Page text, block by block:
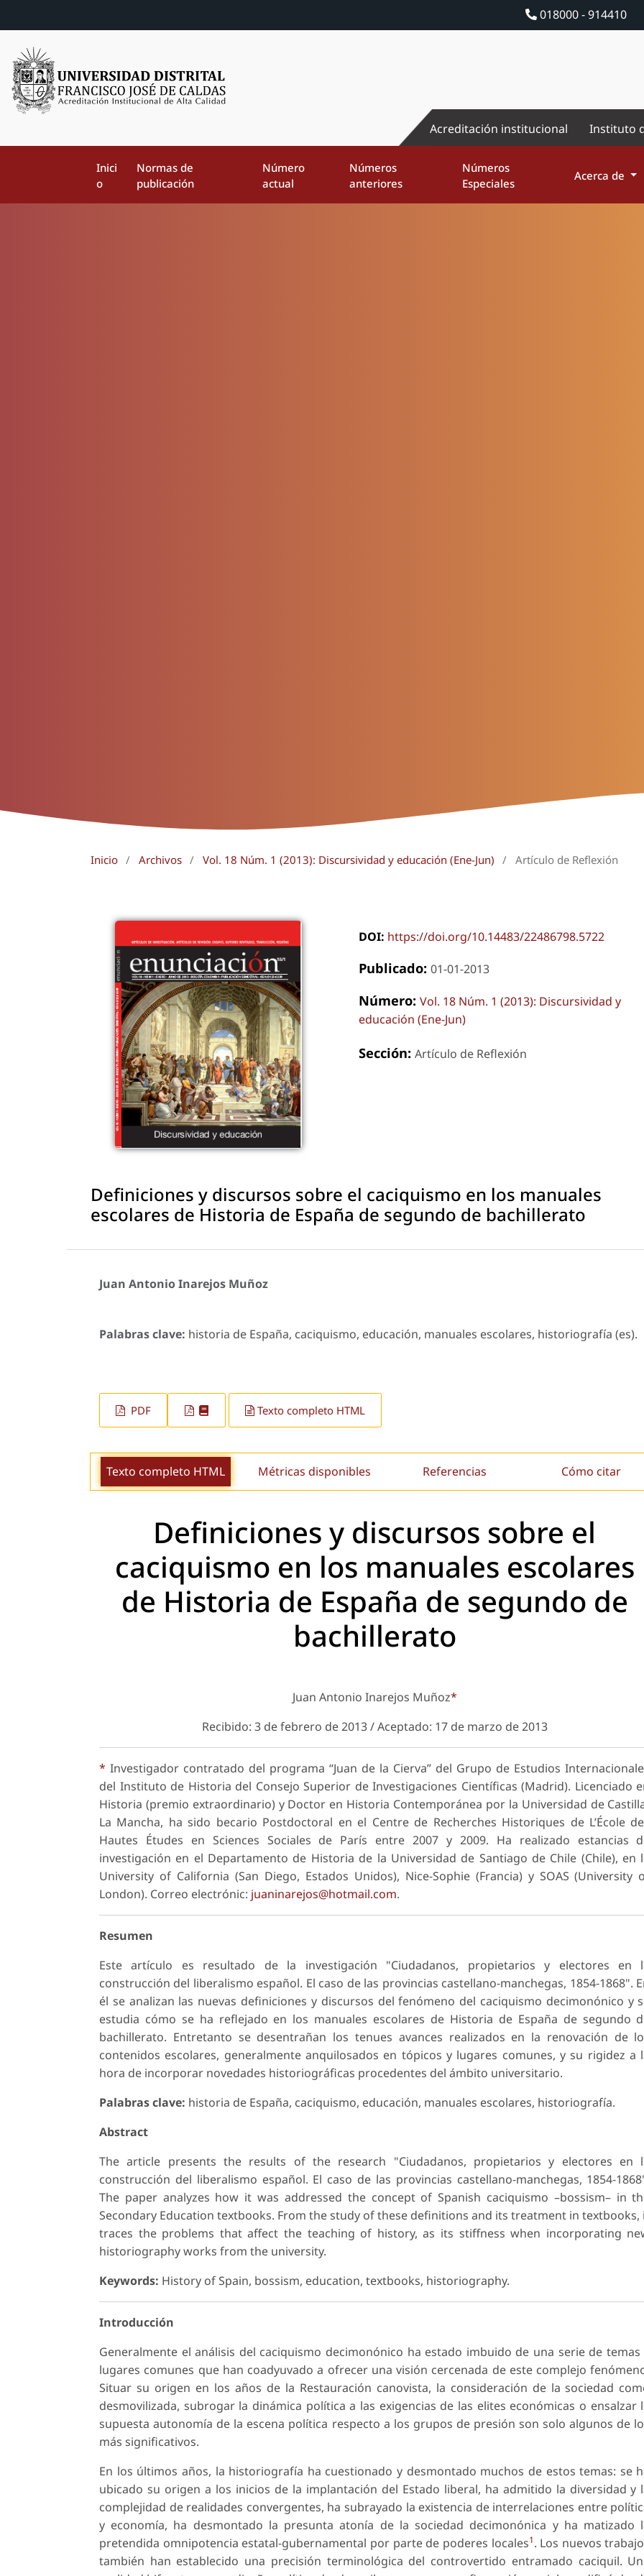
018000 - 914410
Acreditación institucional Instituto
Inici
o
Normas de
publicación
Número
actual
Números
anteriores
Números
Especiales
Acerca de
Inicio / Archivos / Vol. 18 Núm. 1 (2013): Discursividad y educación (Ene-Jun) / Artículo de Reflexión
DOI: https://doi.org/10.14483/22486798.5722
Publicado: 01-01-2013
Número: Vol. 18 Núm. 1 (2013): Discursividad y
educación (Ene-Jun)
Sección: Artículo de Reflexión
Definiciones y discursos sobre el caciquismo en los manuales
escolares de Historia de España de segundo de bachillerato
Juan Antonio Inarejos Muñoz
Palabras clave: historia de España, caciquismo, educación, manuales escolares, historiografía (es).
PDF Texto completo HTML
Texto completo HTML Métricas disponibles Referencias Cómo citar
Definiciones y discursos sobre el
caciquismo en los manuales escolares
de Historia de España de segundo de
bachillerato
Juan Antonio Inarejos Muñoz*
Recibido: 3 de febrero de 2013 / Aceptado: 17 de marzo de 2013
* Investigador contratado del programa “Juan de la Cierva” del Grupo de Estudios
del Instituto de Historia del Consejo Superior de Investigaciones Científicas (Madrid). Licenciado
Historia (premio extraordinario) y Doctor en Historia Contemporánea por la Universidad de
La Mancha, ha sido becario Postdoctoral en el Centre de Recherches Historiques de L’École
Hautes Études en Sciences Sociales de París entre 2007 y 2009. Ha realizado estancias
investigación en el Departamento de Historia de la Universidad de Santiago de Chile (Chile), en
University of California (San Diego, Estados Unidos), Nice-Sophie (Francia) y SOAS (University
London). Correo electrónic: juaninarejos@hotmail.com.
Resumen
Este artículo es resultado de la investigación "Ciudadanos, propietarios y electores en
construcción del liberalismo español. El caso de las provincias castellano-manchegas, 1854-1868".
él se analizan las nuevas definiciones y discursos del fenómeno del caciquismo decimonónico y
estudia cómo se ha reflejado en los manuales escolares de Historia de España de segundo
bachillerato. Entretanto se desentrañan los tenues avances realizados en la renovación de
contenidos escolares, generalmente anquilosados en tópicos y lugares comunes, y su rigidez a
hora de incorporar novedades historiográficas procedentes del ámbito universitario.
Palabras clave: historia de España, caciquismo, educación, manuales escolares, historiografía.
Abstract
The article presents the results of the research "Ciudadanos, propietarios y electores en
construcción del liberalismo español. El caso de las provincias castellano-manchegas, 1854-
The paper analyzes how it was addressed the concept of Spanish caciquismo –bossism– in
Secondary Education textbooks. From the study of these definitions and its treatment in textbooks,
traces the problems that affect the teaching of history, as its stiffness when incorporating
historiography works from the university.
Keywords: History of Spain, bossism, education, textbooks, historiography.
Introducción
Generalmente el análisis del caciquismo decimonónico ha estado imbuido de una serie de temas
lugares comunes que han coadyuvado a ofrecer una visión cercenada de este complejo
Situar su origen en los años de la Restauración canovista, la consideración de la sociedad
desmovilizada, subrogar la dinámica política a las exigencias de las elites económicas o ensalzar
supuesta autonomía de la escena política respecto a los grupos de presión son solo algunos de
más significativos.
En los últimos años, la historiografía ha cuestionado y desmontado muchos de estos temas: se
ubicado su origen a los inicios de la implantación del Estado liberal, ha admitido la diversidad y
complejidad de realidades convergentes, ha subrayado la existencia de interrelaciones entre
y economía, ha desmontado la presunta atonía de la sociedad decimonónica y ha matizado
pretendida omnipotencia estatal-gubernamental por parte de poderes locales1. Los nuevos
también han establecido una precisión terminológica del controvertido entramado caciquil.